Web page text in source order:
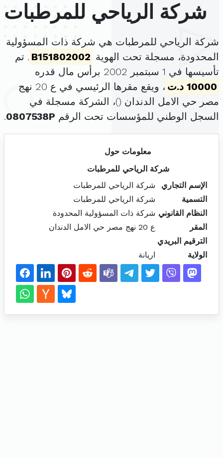
شركة الرياحي للمرطبات
شركة الرياحي للمرطبات هي شركة ذات المسؤولية
المحدودة، مسجلة تحت الهوية B151802002 . تم
تأسيسها في 1 سبتمبر 2002 برأس مال قدره
10000 د.ت
، ويقع مقرها الرئيسي في ع 20 نهج
مصر حي الامل الدندان ()، الشركة مسجلة في
السجل الوطني للمؤسسات تحت الرقم 0807538P
.
معلومات حول
شركة الرياحي للمرطبات
الإسم التجاري
شركة الرياحي للمرطبات
التسمية
شركة الرياحي للمرطبات
النظام القانوني شركة ذات المسؤولية المحدودة
المقر
ع 20 نهج مصر حي الامل الدندان
الترقيم البريدي
الولاية
اريانة